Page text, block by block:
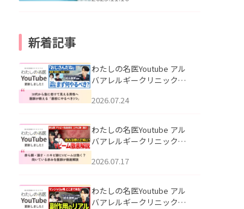
新着記事
わたしの名医Youtube アル
バアレルギークリニック札
える男性へ｜医師が教える
公開いたしました。
2026.07.24
わたしの名医Youtube アル
バアレルギークリニック札
跡にVビームは効く？向いて
説」を公開いたしました。
2026.07.17
わたしの名医Youtube アル
バアレルギークリニック札